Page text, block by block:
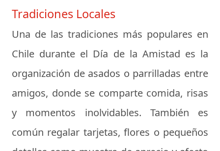
Tradiciones Locales
Una de las tradiciones más populares en
Chile durante el Día de la Amistad es la
organización de asados o parrilladas entre
amigos, donde se comparte comida, risas
y momentos inolvidables. También es
común regalar tarjetas, flores o pequeños